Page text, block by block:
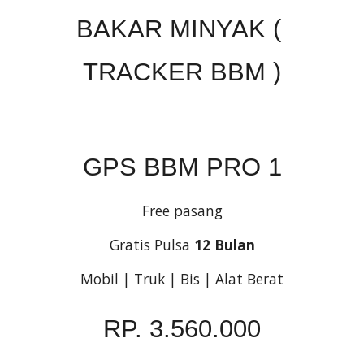
BAKAR MINYAK (
TRACKER BBM )
GPS BBM PRO 1
Free pasang
Gratis Pulsa 12 Bulan
Mobil | Truk | Bis | Alat Berat
RP. 3.560.000